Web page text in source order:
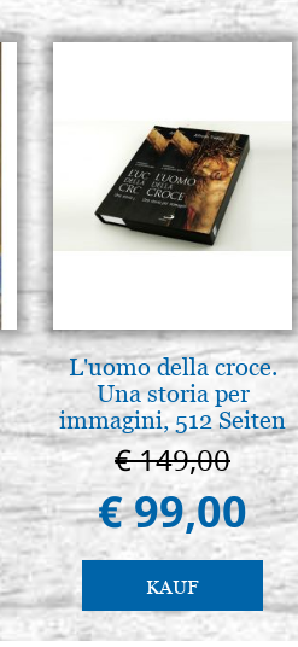
L'uomo della croce.
Una storia per
immagini, 512 Seiten
€ 149,00
€ 99,00
KAUF